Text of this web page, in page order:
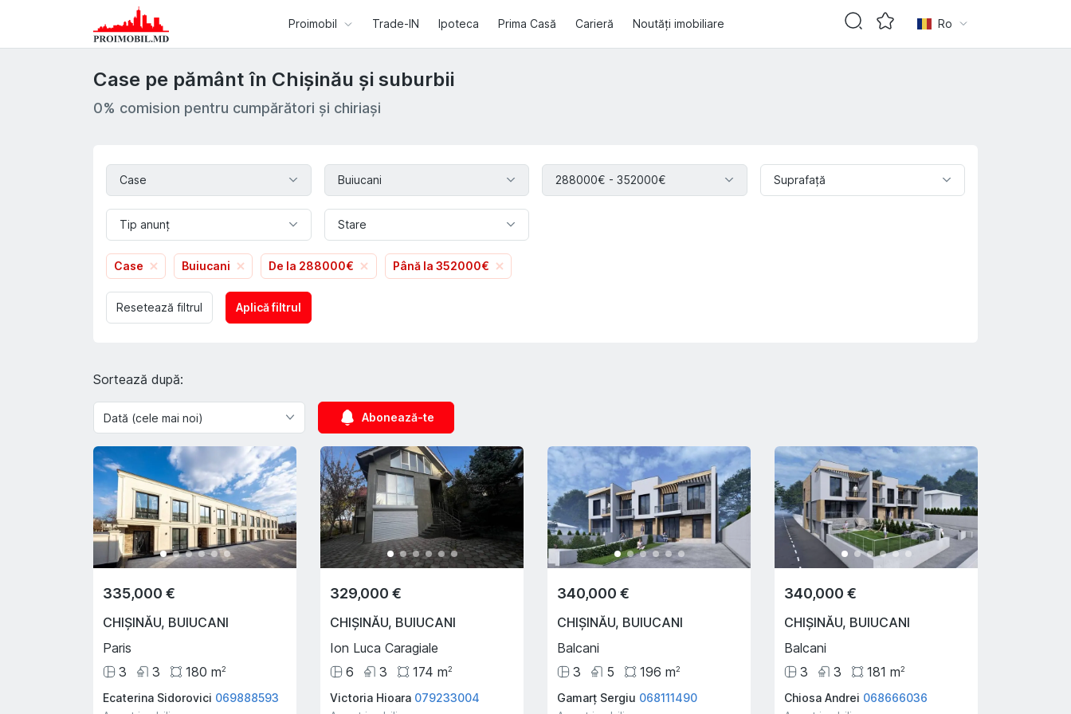
Case Buiucani 288000€ - 352000€ Suprafaţă
Tip anunț Stare
Case Buiucani De la 288000€ Până la 352000€
Aplică filtrul
Resetează filtrul
Case pe pământ în Chișinău și suburbii
0% comision pentru cumpărători și chiriași
Sortează după:
Abonează-te
335,000 €
CHIȘINĂU, BUIUCANI
Paris
3
3 180 m2
Ecaterina Sidorovici 069888593
329,000 €
CHIȘINĂU, BUIUCANI
Ion Luca Caragiale
6
3 174 m2
Victoria Hioara 079233004
340,000 €
CHIȘINĂU, BUIUCANI
Balcani
3
5 196 m2
Gamarț Sergiu 068111490
340,000 €
CHIȘINĂU, BUIUCANI
Balcani
3
3 181 m2
Chiosa Andrei 068666036
Proimobil Trade-IN Ipoteca Prima Casă Carieră Noutăți imobiliare Ro